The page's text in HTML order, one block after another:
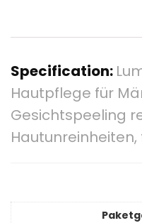
Specification:
Hautpflege für
Gesichtspeeling